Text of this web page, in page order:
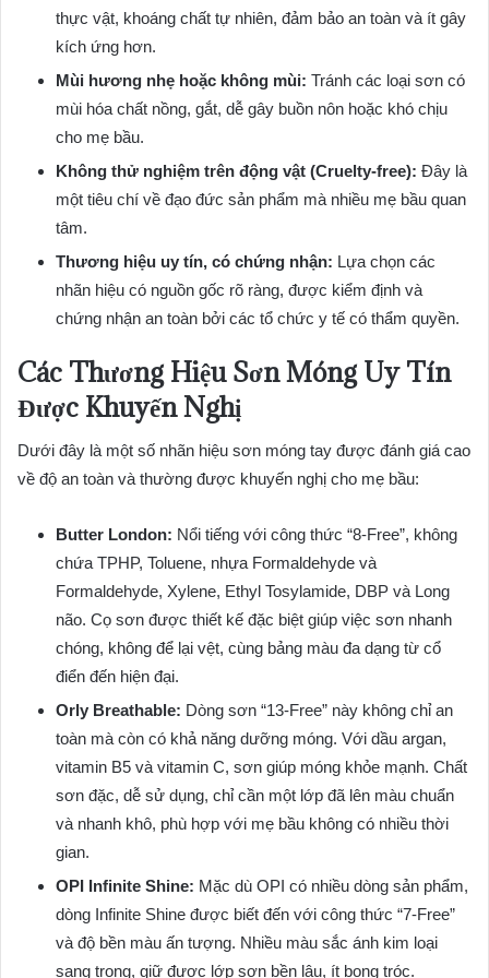
thực vật, khoáng chất tự nhiên, đảm bảo an toàn và ít gây
kích ứng hơn.
Mùi hương nhẹ hoặc không mùi: Tránh các loại sơn có
mùi hóa chất nồng, gắt, dễ gây buồn nôn hoặc khó chịu
cho mẹ bầu.
Không thử nghiệm trên động vật (Cruelty-free): Đây là
một tiêu chí về đạo đức sản phẩm mà nhiều mẹ bầu quan
tâm.
Thương hiệu uy tín, có chứng nhận: Lựa chọn các
nhãn hiệu có nguồn gốc rõ ràng, được kiểm định và
chứng nhận an toàn bởi các tổ chức y tế có thẩm quyền.
Các Thương Hiệu Sơn Móng Uy Tín
Được Khuyến Nghị
Dưới đây là một số nhãn hiệu sơn móng tay được đánh giá cao
về độ an toàn và thường được khuyến nghị cho mẹ bầu:
Butter London: Nổi tiếng với công thức “8-Free”, không
chứa TPHP, Toluene, nhựa Formaldehyde và
Formaldehyde, Xylene, Ethyl Tosylamide, DBP và Long
não. Cọ sơn được thiết kế đặc biệt giúp việc sơn nhanh
chóng, không để lại vệt, cùng bảng màu đa dạng từ cổ
điển đến hiện đại.
Orly Breathable: Dòng sơn “13-Free” này không chỉ an
toàn mà còn có khả năng dưỡng móng. Với dầu argan,
vitamin B5 và vitamin C, sơn giúp móng khỏe mạnh. Chất
sơn đặc, dễ sử dụng, chỉ cần một lớp đã lên màu chuẩn
và nhanh khô, phù hợp với mẹ bầu không có nhiều thời
gian.
OPI Infinite Shine: Mặc dù OPI có nhiều dòng sản phẩm,
dòng Infinite Shine được biết đến với công thức “7-Free”
và độ bền màu ấn tượng. Nhiều màu sắc ánh kim loại
sang trọng, giữ được lớp sơn bền lâu, ít bong tróc.